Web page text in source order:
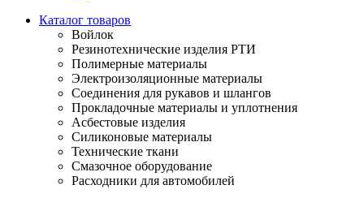
Каталог товаров
Войлок
Резинотехнические изделия РТИ
Полимерные материалы
Электроизоляционные материалы
Соединения для рукавов и шлангов
Прокладочные материалы и уплотнения
Асбестовые изделия
Силиконовые материалы
Технические ткани
Смазочное оборудование
Расходники для автомобилей